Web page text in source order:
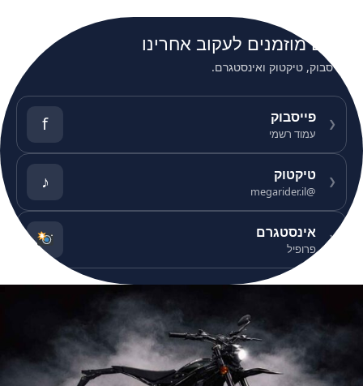
אתם מוזמנים לעקוב אחרינו
פייסבוק, טיקטוק ואינסטגרם.
❮ פייסבוק
עמוד רשמי f
❮ טיקטוק
@megarider.il
♪
❮ אינסטגרם
פרופיל